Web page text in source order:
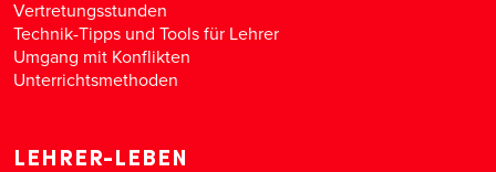
Vertretungsstunden
Technik-Tipps und Tools für Lehrer
Umgang mit Konflikten
Unterrichtsmethoden
LEHRER-LEBEN